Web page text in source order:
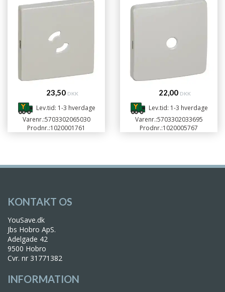
23,50 DKK
Lev.tid: 1-3 hverdage
Varenr.:5703302065030
Prodnr.:1020001761
22,00 DKK
Lev.tid: 1-3 hverdage
Varenr.:5703302033695
Prodnr.:1020005767
KONTAKT OS
YouSave.dk
Jbs Hobro ApS.
Adelgade 42
9500 Hobro
Cvr. nr 31771382
INFORMATION